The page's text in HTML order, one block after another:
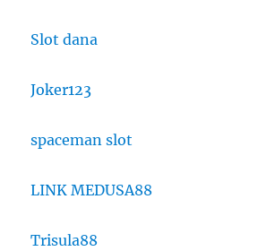
Slot dana
Joker123
spaceman slot
LINK MEDUSA88
Trisula88